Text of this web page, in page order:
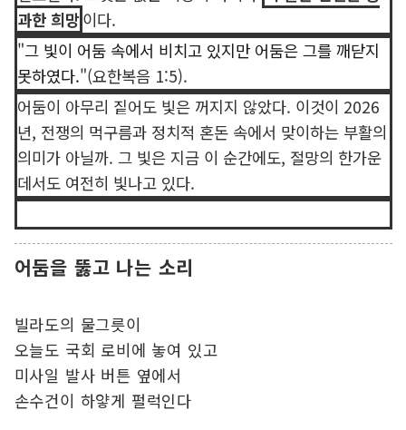
과한 희망이다.
"그 빛이 어둠 속에서 비치고 있지만 어둠은 그를 깨닫지
못하였다."(요한복음 1:5).
어둠이 아무리 짙어도 빛은 꺼지지 않았다. 이것이 2026
년, 전쟁의 먹구름과 정치적 혼돈 속에서 맞이하는 부활의
의미가 아닐까. 그 빛은 지금 이 순간에도, 절망의 한가운
데서도 여전히 빛나고 있다.
어둠을 뚫고 나는 소리
빌라도의 물그릇이
오늘도 국회 로비에 놓여 있고
미사일 발사 버튼 옆에서
손수건이 하얗게 펄럭인다